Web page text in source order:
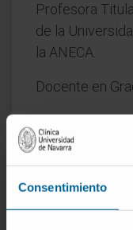
Consentimiento
Profesora
de la
la ANECA.
Docente en
infantil en la
Universidad de